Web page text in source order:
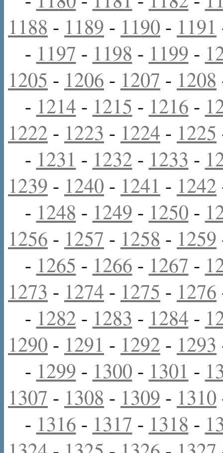
1188 - 1189 - 1190 - 1191
- 1197 - 1198 - 1199 -
1205 - 1206 - 1207 - 1208
- 1214 - 1215 - 1216 -
1222 - 1223 - 1224 - 1225
- 1231 - 1232 - 1233 -
1239 - 1240 - 1241 - 1242
- 1248 - 1249 - 1250 -
1256 - 1257 - 1258 - 1259
- 1265 - 1266 - 1267 -
1273 - 1274 - 1275 - 1276
- 1282 - 1283 - 1284 -
1290 - 1291 - 1292 - 1293
- 1299 - 1300 - 1301 -
1307 - 1308 - 1309 - 1310
- 1316 - 1317 - 1318 -